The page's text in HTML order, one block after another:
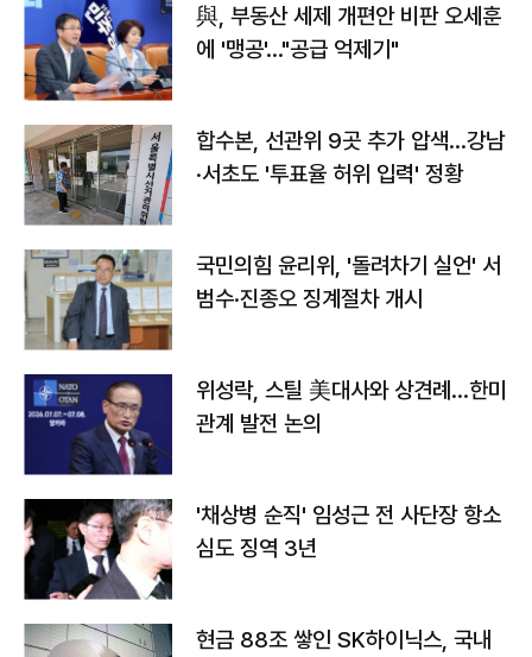
與, 부동산 세제 개편안 비판 오세훈
에 '맹공'…"공급 억제기"
합수본, 선관위 9곳 추가 압색…강남
·서초도 '투표율 허위 입력' 정황
국민의힘 윤리위, '돌려차기 실언' 서
범수·진종오 징계절차 개시
위성락, 스틸 美대사와 상견례…한미
관계 발전 논의
'채상병 순직' 임성근 전 사단장 항소
심도 징역 3년
현금 88조 쌓인 SK하이닉스, 국내